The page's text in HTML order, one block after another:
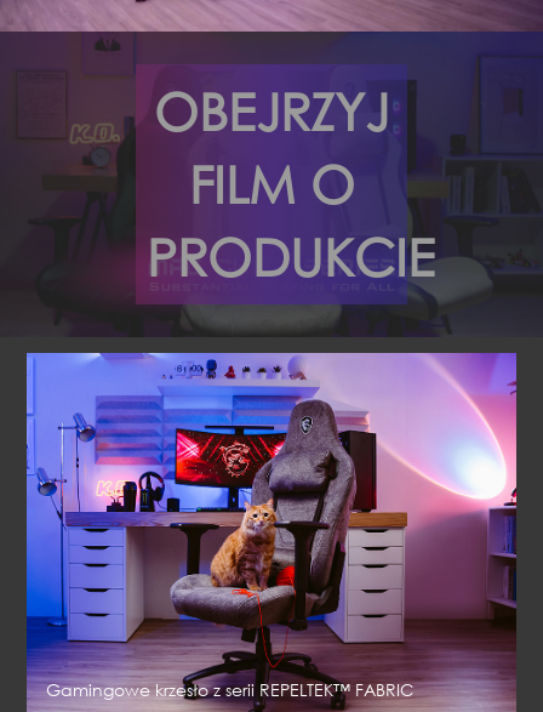
OBEJRZYJ
FILM O
PRODUKCIE
Gamingowe krzesło z serii REPELTEK™ FABRIC